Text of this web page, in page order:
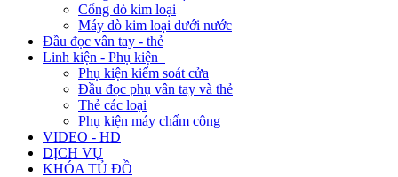
Cổng dò kim loại
Máy dò kim loại dưới nước
Đầu đọc vân tay - thẻ
Linh kiện - Phụ kiện
Phụ kiện kiểm soát cửa
Đầu đọc phụ vân tay và thẻ
Thẻ các loại
Phụ kiện máy chấm công
VIDEO - HD
DỊCH VỤ
KHÓA TỦ ĐỒ